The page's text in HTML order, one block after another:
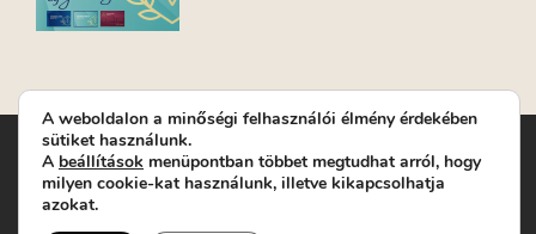
Turay Ida Színház Közhasznú Nonprofit Kft. | Működési
helyszín: Turay Ida Színház 1089 Budapest, Kálvária tér 6. |
Levelezési cím: 1089 Budapest, Kálvária tér 14. | Titkárság:
A weboldalon a minőségi felhasználói élmény érdekében
sütiket használunk.
A beállítások menüpontban többet megtudhat arról, hogy
milyen cookie-kat használunk, illetve kikapcsolhatja
azokat.